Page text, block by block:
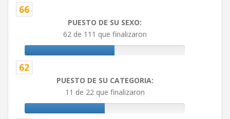
66
PUESTO DE SU SEXO:
62 de 111 que finalizaron
62
PUESTO DE SU CATEGORIA:
11 de 22 que finalizaron